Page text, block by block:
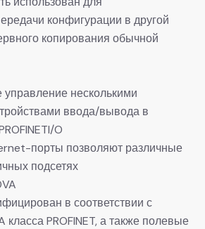
конфигурации в другой
копирования обычной
управление несколькими
ввода/вывода в
O
порты позволяют различные
подсетях
в соответствии с
класса PROFINET, а также полевые